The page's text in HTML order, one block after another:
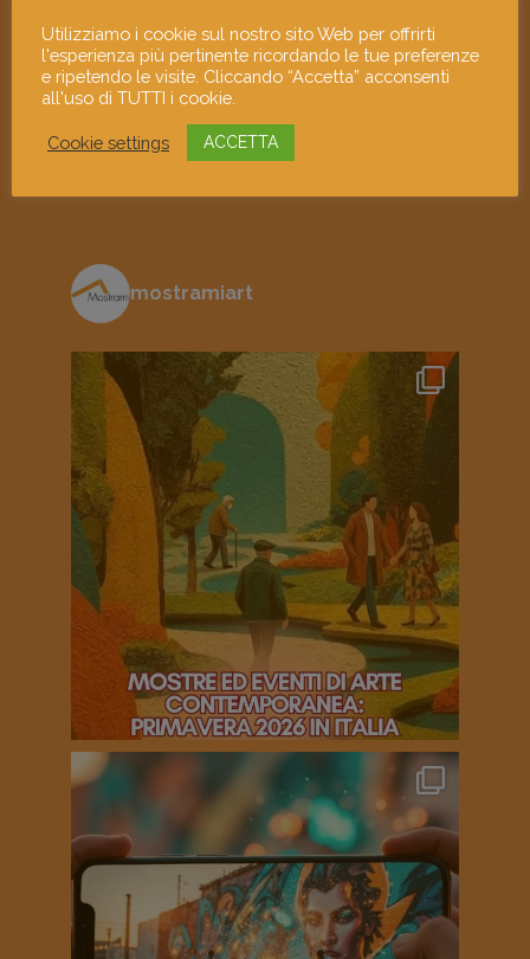
Ho letto e accetto l'informativa sulla privacy
mostramiart
Utilizziamo i cookie sul nostro sito Web per offrirti
l'esperienza più pertinente ricordando le tue preferenze
e ripetendo le visite. Cliccando “Accetta” acconsenti
all'uso di TUTTI i cookie.
Cookie settings ACCETTA